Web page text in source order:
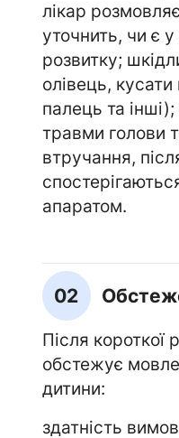
лікар
уточнить, чи є
розвитку;
олівець,
палець та
травми голови
втручання,
апаратом.
02
Після короткої
обстежує
дитини:
здатність